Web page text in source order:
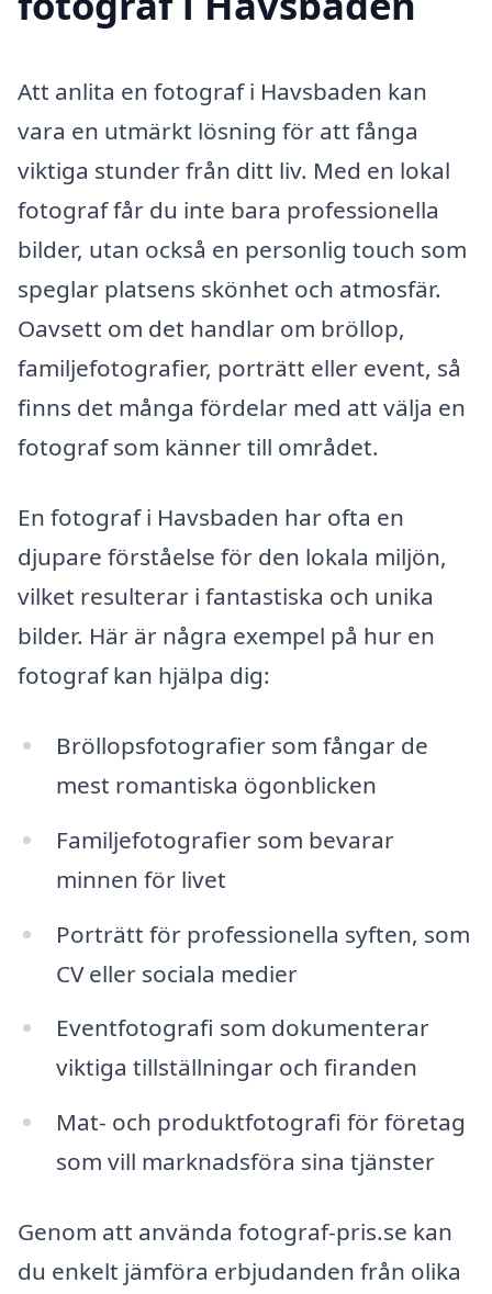
Att anlita en fotograf i Havsbaden kan
vara en utmärkt lösning för att fånga
viktiga stunder från ditt liv. Med en lokal
fotograf får du inte bara professionella
bilder, utan också en personlig touch som
speglar platsens skönhet och atmosfär.
Oavsett om det handlar om bröllop,
familjefotografier, porträtt eller event, så
finns det många fördelar med att välja en
fotograf som känner till området.
En fotograf i Havsbaden har ofta en
djupare förståelse för den lokala miljön,
vilket resulterar i fantastiska och unika
bilder. Här är några exempel på hur en
fotograf kan hjälpa dig:
Bröllopsfotografier som fångar de
mest romantiska ögonblicken
Familjefotografier som bevarar
minnen för livet
Porträtt för professionella syften, som
CV eller sociala medier
Eventfotografi som dokumenterar
viktiga tillställningar och firanden
Mat- och produktfotografi för företag
som vill marknadsföra sina tjänster
Genom att använda fotograf-pris.se kan
du enkelt jämföra erbjudanden från olika